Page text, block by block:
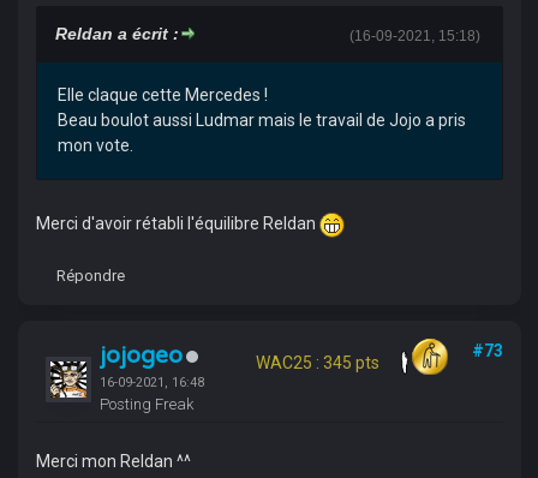
(16-09-2021, 15:18)
Reldan a écrit :
Elle claque cette Mercedes !
Beau boulot aussi Ludmar mais le travail de Jojo a pris
mon vote.
Merci d'avoir rétabli l'équilibre Reldan
Répondre
jojogeo
16-09-2021, 16:48
Posting Freak
WAC25 : 345 pts
#73
Merci mon Reldan ^^